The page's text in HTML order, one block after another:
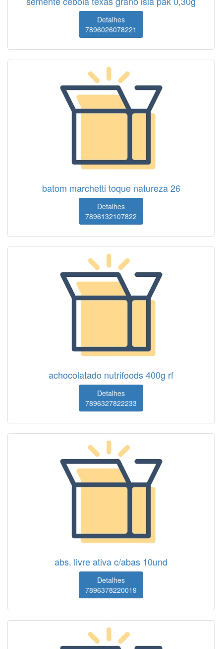
Detalhes
7896026078221
batom marchetti toque natureza 26
Detalhes
7896132107822
achocolatado nutrifoods 400g rf
Detalhes
7896327822233
abs. livre ativa c/abas 10und
Detalhes
7896378220019